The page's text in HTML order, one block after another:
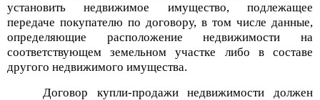
установить недвижимое имущество, подлежащее
передаче покупателю по договору, в том числе данные,
определяющие расположение недвижимости на
соответствующем земельном участке либо в составе
другого недвижимого имущества.
Договор купли-продажи недвижимости должен